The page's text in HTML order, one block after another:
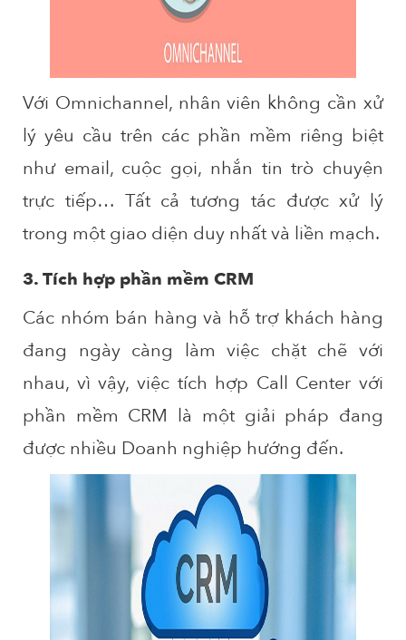
Với Omnichannel, nhân viên không cần xử
lý yêu cầu trên các phần mềm riêng biệt
như email, cuộc gọi, nhắn tin trò chuyện
trực tiếp… Tất cả tương tác được xử lý
trong một giao diện duy nhất và liền mạch.
3. Tích hợp phần mềm CRM
Các nhóm bán hàng và hỗ trợ khách hàng
đang ngày càng làm việc chặt chẽ với
nhau, vì vậy, việc tích hợp Call Center với
phần mềm CRM là một giải pháp đang
được nhiều Doanh nghiệp hướng đến.